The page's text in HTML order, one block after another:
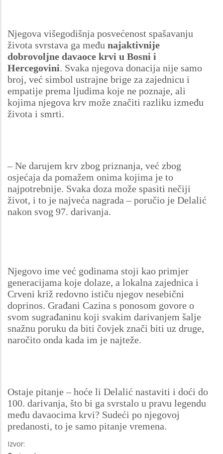
Njegova višegodišnja posvećenost spašavanju
života svrstava ga među najaktivnije
dobrovoljne davaoce krvi u Bosni i
Hercegovini. Svaka njegova donacija nije samo
broj, već simbol ustrajne brige za zajednicu i
empatije prema ljudima koje ne poznaje, ali
kojima njegova krv može značiti razliku između
života i smrti.
– Ne darujem krv zbog priznanja, već zbog
osjećaja da pomažem onima kojima je to
najpotrebnije. Svaka doza može spasiti nečiji
život, i to je najveća nagrada – poručio je Delalić
nakon svog 97. darivanja.
Njegovo ime već godinama stoji kao primjer
generacijama koje dolaze, a lokalna zajednica i
Crveni križ redovno ističu njegov nesebični
doprinos. Građani Cazina s ponosom govore o
svom sugrađaninu koji svakim darivanjem šalje
snažnu poruku da biti čovjek znači biti uz druge,
naročito onda kada im je najteže.
Ostaje pitanje – hoće li Delalić nastaviti i doći do
100. darivanja, što bi ga svrstalo u pravu legendu
među davaocima krvi? Sudeći po njegovoj
predanosti, to je samo pitanje vremena.
Izvor: